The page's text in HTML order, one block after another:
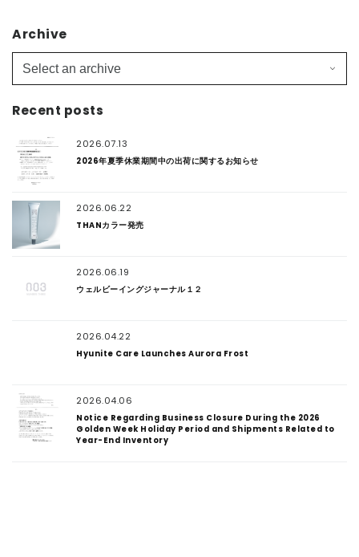
Archive
Recent posts
2026.07.13
2026年夏季休業期間中の出荷に関するお知らせ
2026.06.22
THANカラー発売
2026.06.19
ウェルビーイングジャーナル１２
2026.04.22
Hyunite Care Launches Aurora Frost
2026.04.06
Notice Regarding Business Closure During the 2026
Golden Week Holiday Period and Shipments Related to
Year-End Inventory